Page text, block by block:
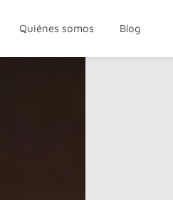
Quiénes somos Blog